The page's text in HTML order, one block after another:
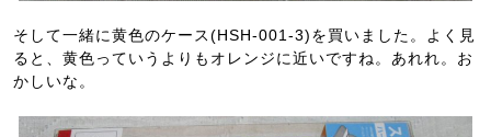
そして一緒に黄色のケース(HSH-001-3)を買いました。よく見
ると、黄色っていうよりもオレンジに近いですね。あれれ。お
かしいな。